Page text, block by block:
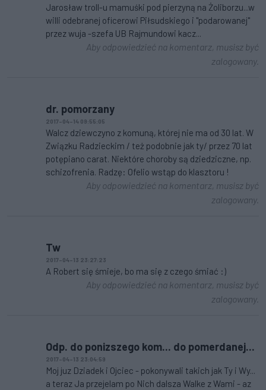
Jarosław troll-u mamuśki pod pierzyną na Żoliborzu...w
willi odebranej oficerowi Piłsudskiego i "podarowanej"
przez wuja -szefa UB Rajmundowi kacz...
Aby odpowiedzieć na komentarz, musisz być
zalogowany.
dr. pomorzany
2017-04-14 09:55:05
Walcz dziewczyno z komuną, której nie ma od 30 lat. W
Związku Radzieckim / też podobnie jak ty/ przez 70 lat
potępiano carat. Niektóre choroby są dziedziczne, np.
schizofrenia. Radzę: Ofelio wstąp do klasztoru !
Aby odpowiedzieć na komentarz, musisz być
zalogowany.
Tw
2017-04-13 23:27:23
A Robert się śmieje, bo ma się z czego śmiać :)
Aby odpowiedzieć na komentarz, musisz być
zalogowany.
Odp. do ponizszego kom... do pomerdanej...
2017-04-13 23:04:59
Moj juz Dziadek i Ojciec - pokonywali takich jak Ty i Wy...
a teraz Ja przejelam po Nich dalsza Walke z Wami - az